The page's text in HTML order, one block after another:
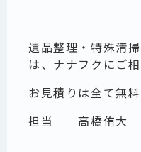
遺品整理・特殊清
は、ナナフクにご相
お見積りは全て無料
担当
高橋侑大